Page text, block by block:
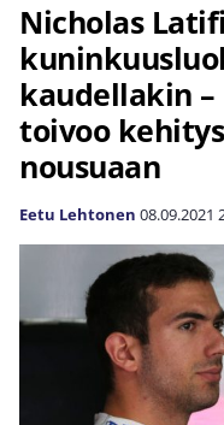
Nicholas
kaudellakin
toivoo
nousuaan
Eetu Lehtonen 08.09.2021